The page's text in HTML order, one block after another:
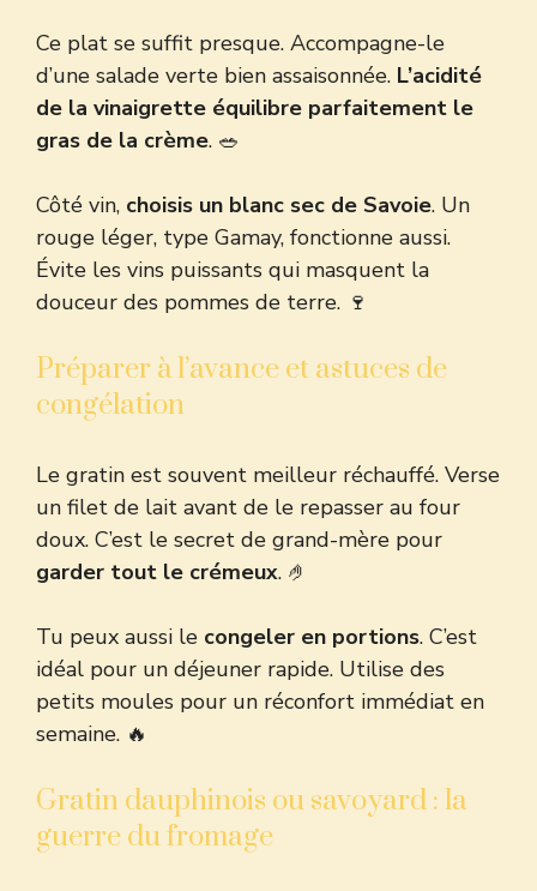
Ce plat se suffit presque. Accompagne-le
d’une salade verte bien assaisonnée. L’acidité
de la vinaigrette équilibre parfaitement le
gras de la crème. 🥗
Côté vin, choisis un blanc sec de Savoie. Un
rouge léger, type Gamay, fonctionne aussi.
Évite les vins puissants qui masquent la
douceur des pommes de terre. 🍷
Préparer à l’avance et astuces de
congélation
Le gratin est souvent meilleur réchauffé. Verse
un filet de lait avant de le repasser au four
doux. C’est le secret de grand-mère pour
garder tout le crémeux. 🤌
Tu peux aussi le congeler en portions. C’est
idéal pour un déjeuner rapide. Utilise des
petits moules pour un réconfort immédiat en
semaine. 🔥
Gratin dauphinois ou savoyard : la
guerre du fromage